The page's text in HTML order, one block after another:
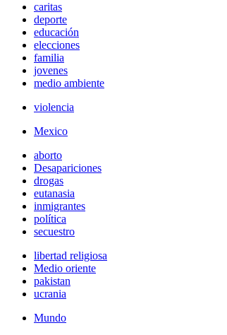
caritas
deporte
educación
elecciones
familia
jovenes
medio ambiente
violencia
Mexico
aborto
Desapariciones
drogas
eutanasia
inmigrantes
política
secuestro
libertad religiosa
Medio oriente
pakistan
ucrania
Mundo